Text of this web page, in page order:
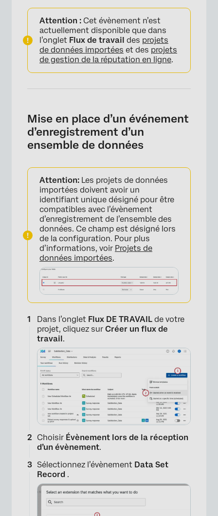
Attention : Cet évènement n’est
actuellement disponible que dans
l’onglet Flux de travail des projets
de données importées et des projets
de gestion de la réputation en ligne.
Mise en place d’un événement
d’enregistrement d’un
ensemble de données
Attention: Les projets de données
importées doivent avoir un
identifiant unique désigné pour être
compatibles avec l’évènement
d’enregistrement de l’ensemble des
données. Ce champ est désigné lors
de la configuration. Pour plus
d’informations, voir Projets de
données importées.
Dans l’onglet Flux DE TRAVAIL de votre
projet, cliquez sur Créer un flux de
travail.
Choisir Évènement lors de la réception
d’un évènement.
Sélectionnez l’évènement Data Set
Record .